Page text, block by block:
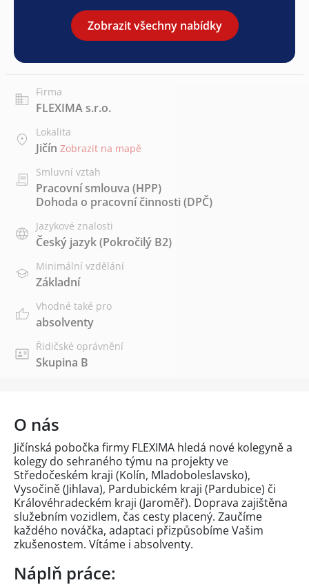
Zobrazit všechny nabídky
Firma
FLEXIMA s.r.o.
Lokalita
Jičín Zobrazit na mapě
Smluvní vztah
Pracovní smlouva (HPP)
Dohoda o pracovní činnosti (DPČ)
Jazykové znalosti
Český jazyk(Pokročilý B2)
Minimální vzdělání
Základní
Vhodné také pro
absolventy
Řidičské oprávnění
Skupina B
O nás
Jičínská pobočka firmy FLEXIMA hledá nové kolegyně a
kolegy do sehraného týmu na projekty ve
Středočeském kraji (Kolín, Mladoboleslavsko),
Vysočině (Jihlava), Pardubickém kraji (Pardubice) či
Královéhradeckém kraji (Jaroměř). Doprava zajištěna
služebním vozidlem, čas cesty placený. Zaučíme
každého nováčka, adaptaci přizpůsobíme Vašim
zkušenostem. Vítáme i absolventy.
Náplň práce: